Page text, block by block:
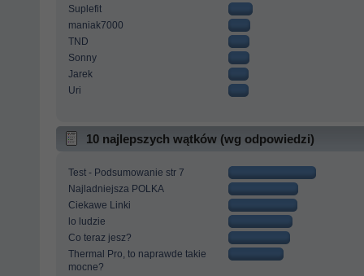
Suplefit
maniak7000
TND
Sonny
Jarek
Uri
10 najlepszych wątków (wg odpowiedzi)
Test - Podsumowanie str 7
Najladniejsza POLKA
Ciekawe Linki
lo ludzie
Co teraz jesz?
Thermal Pro, to naprawde takie
mocne?